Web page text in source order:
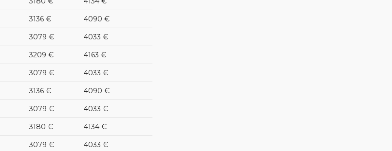
3136 € 4090 €
3079 € 4033 €
3209 € 4163 €
3079 € 4033 €
3136 € 4090 €
3079 € 4033 €
3180 € 4134 €
3079 € 4033 €